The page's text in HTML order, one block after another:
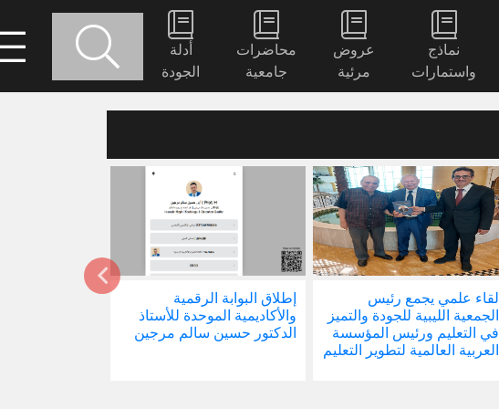
نماذج
واستمارات
عروض
مرئية
محاضرات
جامعية
أدلة
الجودة
لقاء علمي يجمع رئيس
الجمعية الليبية للجودة والتميز
في التعليم ورئيس المؤسسة
العربية العالمية لتطوير التعليم
إطلاق البوابة الرقمية
والأكاديمية الموحدة للأستاذ
الدكتور حسين سالم مرجين